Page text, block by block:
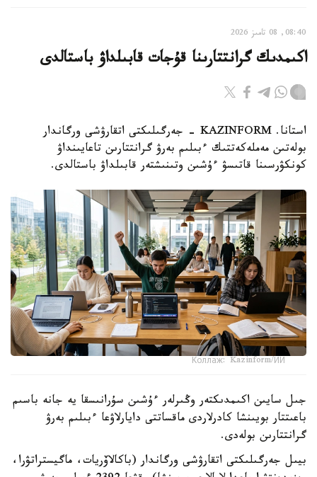
08:40, 08 تامىز 2026
اكىمدىك گرانتتارىنا قۇجات قابىلداۋ باستالدى
استانا. KAZINFORM - جەرگىلىكتى اتقارۋشى ورگاندار
بولەتىن مەملەكەتتىك ءبىلىم بەرۋ گرانتتارىن تاعايىنداۋ
كونكۋرسىنا قاتىسۋ ءۇشىن وتىنىشتەر قابىلداۋ باستالدى.
Коллаж: Kazinform/ИИ
جىل سايىن اكىمدىكتەر وڭىرلەر ءۇشىن سۇرانىسقا يە جانە باسىم
باعىتتار بويىنشا كادرلاردى ماقساتتى دايارلاۋعا ءبىلىم بەرۋ
گرانتتارىن بولەدى.
بيىل جەرگىلىكتى اتقارۋشى ورگاندار (باكالاۆريات، ماگيستراتۋرا،